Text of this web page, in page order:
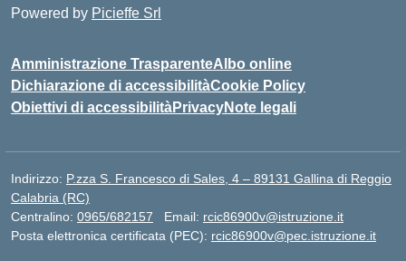
Powered by Picieffe Srl
Amministrazione TrasparenteAlbo online
Dichiarazione di accessibilitàCookie Policy
Obiettivi di accessibilitàPrivacyNote legali
Indirizzo: P.zza S. Francesco di Sales, 4 – 89131 Gallina di Reggio
Calabria (RC)
Centralino: 0965/682157 Email: rcic86900v@istruzione.it
Posta elettronica certificata (PEC): rcic86900v@pec.istruzione.it